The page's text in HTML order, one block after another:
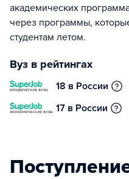
академических
через программы,
студентам летом.
Вуз в рейтингах
18 в России
17 в России